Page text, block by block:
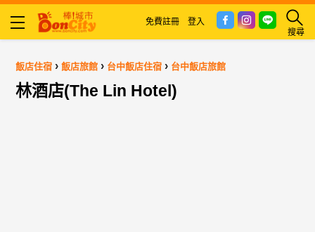
搜尋
免費註冊 登入
飯店住宿 ›飯店旅館 › 台中飯店住宿 › 台中飯店旅館
林酒店(The Lin Hotel)